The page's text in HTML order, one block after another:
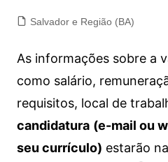
Salvador e Região (BA)
As informações sobre a
como salário,
requisitos, local de
candidatura (e-mail ou
seu currículo) estarão